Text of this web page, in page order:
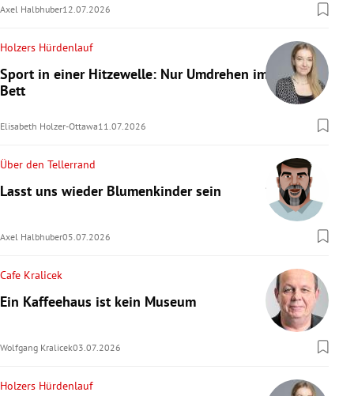
Axel Halbhuber12.07.2026
Holzers Hürdenlauf
Sport in einer Hitzewelle: Nur Umdrehen im
Bett
Elisabeth Holzer-Ottawa11.07.2026
Über den Tellerrand
Lasst uns wieder Blumenkinder sein
Axel Halbhuber05.07.2026
Cafe Kralicek
Ein Kaffeehaus ist kein Museum
Wolfgang Kralicek03.07.2026
Holzers Hürdenlauf